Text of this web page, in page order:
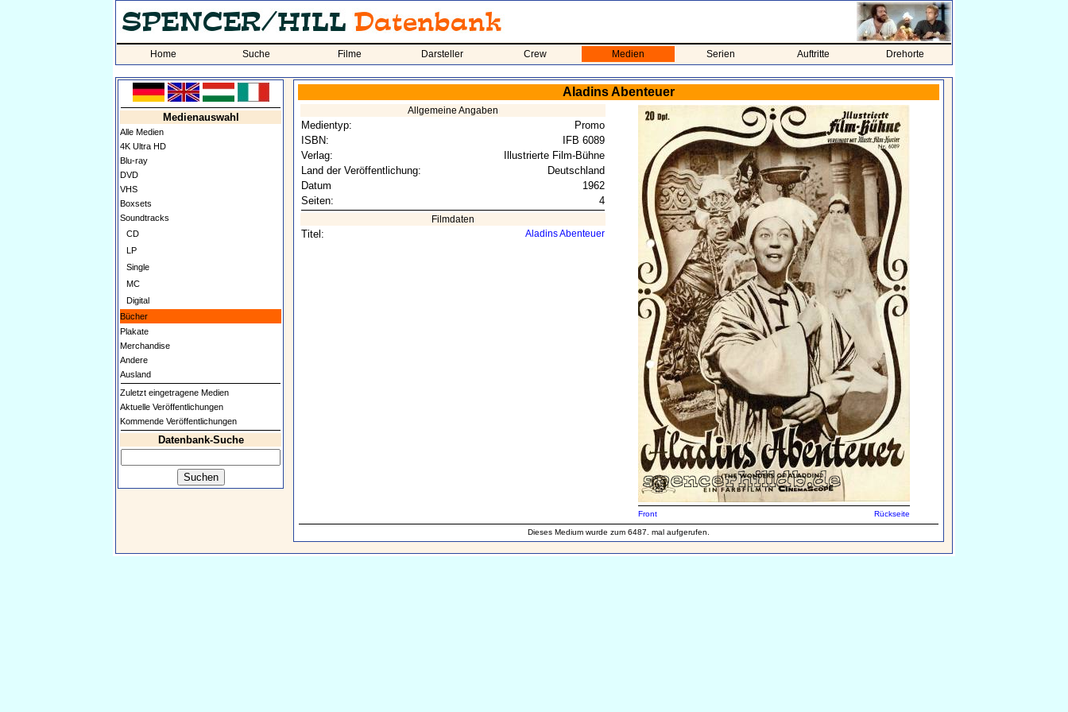
Home Suche Filme Darsteller Crew Medien Serien Auftritte Drehorte
Medienauswahl
Alle Medien
4K Ultra HD
Blu-ray
DVD
VHS
Boxsets
Soundtracks
CD
LP
Single
MC
Digital
Bücher
Plakate
Merchandise
Andere
Ausland
Zuletzt eingetragene Medien
Aktuelle Veröffentlichungen
Kommende Veröffentlichungen
Datenbank-Suche
Aladins Abenteuer
Allgemeine Angaben
Medientyp:
Promo
ISBN:
IFB 6089
Verlag:
Illustrierte Film-Bühne
Land der Veröffentlichung:
Deutschland
Datum
1962
Seiten:
4
Filmdaten
Titel: Aladins Abenteuer
Front Rückseite
Dieses Medium wurde zum 6487. mal aufgerufen.